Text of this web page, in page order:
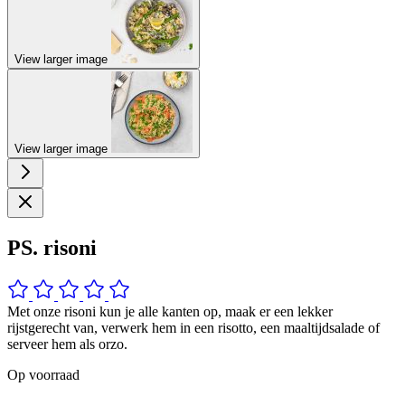
View larger image
View larger image
PS. risoni
Met onze risoni kun je alle kanten op, maak er een lekker
rijstgerecht van, verwerk hem in een risotto, een maaltijdsalade of
serveer hem als orzo.
Op voorraad